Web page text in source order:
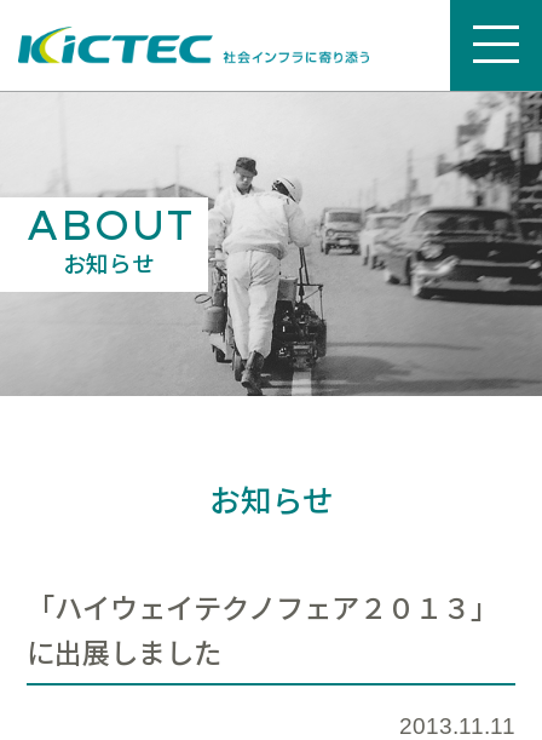
ABOUT
お知らせ
お知らせ
「ハイウェイテクノフェア２０１３」
に出展しました
2013.11.11